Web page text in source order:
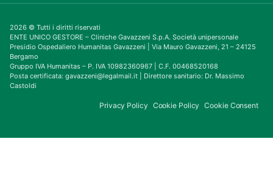
2026 © Tutti i diritti riservati
ENTE UNICO GESTORE – Cliniche Gavazzeni S.p.A. Società unipersonale
Presidio Ospedaliero Humanitas Gavazzeni | Via Mauro Gavazzeni, 21 – 24125
Bergamo
Gruppo IVA Humanitas – P. IVA 10982360967 | C.F. 00468520168
Posta certificata: gavazzeni@legalmail.it | Direttore sanitario: Dr. Massimo
Castoldi
Privacy Policy Cookie Policy Cookie Consent